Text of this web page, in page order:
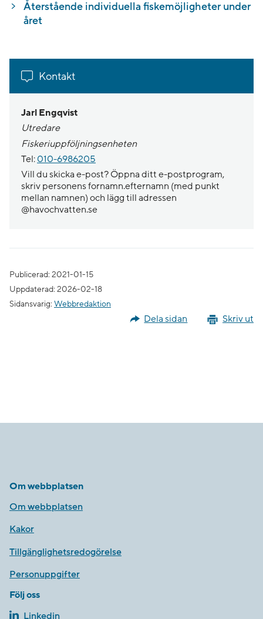
Återstående individuella fiskemöjligheter under
året
Kontakt
Jarl Engqvist
Utredare
Fiskeriuppföljningsenheten
Tel: 010-6986205
Vill du skicka e-post? Öppna ditt e-postprogram,
skriv personens fornamn.efternamn (med punkt
mellan namnen) och lägg till adressen
@havochvatten.se
Publicerad: 2021-01-15
Uppdaterad: 2026-02-18
Sidansvarig: Webbredaktion
Skriv ut
Dela sidan
Om webbplatsen
Om webbplatsen
Kakor
Tillgänglighetsredogörelse
Personuppgifter
Följ oss
Linkedin